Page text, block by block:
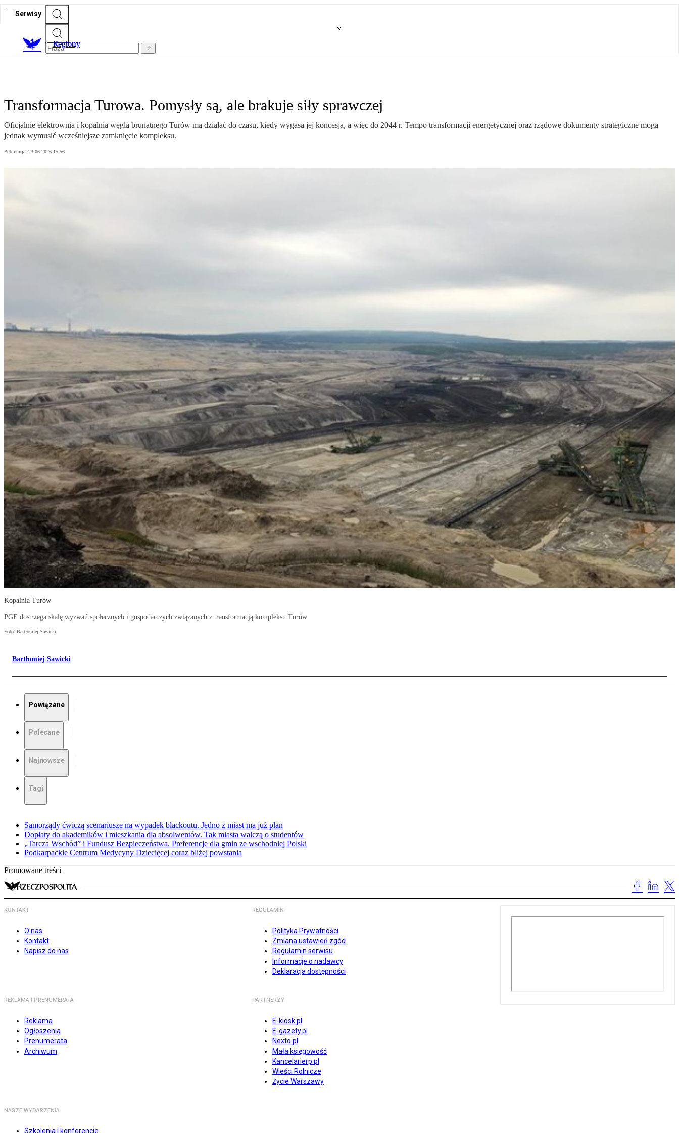
Serwisy
Regiony
Transformacja Turowa. Pomysły są, ale brakuje siły sprawczej
Oficjalnie elektrownia i kopalnia węgla brunatnego Turów ma działać do czasu, kiedy wygasa jej koncesja, a więc do 2044 r. Tempo transformacji energetycznej oraz rządowe dokumenty strategiczne mogą
jednak wymusić wcześniejsze zamknięcie kompleksu.
Publikacja: 23.06.2026 15:56
Kopalnia Turów
PGE dostrzega skalę wyzwań społecznych i gospodarczych związanych z transformacją kompleksu Turów
Foto: Bartłomiej Sawicki
Bartłomiej Sawicki
Powiązane
Polecane
Najnowsze
Tagi
Samorządy ćwiczą scenariusze na wypadek blackoutu. Jedno z miast ma już plan
Dopłaty do akademików i mieszkania dla absolwentów. Tak miasta walczą o studentów
„Tarcza Wschód” i Fundusz Bezpieczeństwa. Preferencje dla gmin ze wschodniej Polski
Podkarpackie Centrum Medycyny Dziecięcej coraz bliżej powstania
Promowane treści
KONTAKT
O nas
Kontakt
Napisz do nas
REGULAMIN
Polityka Prywatności
Zmiana ustawień zgód
Regulamin serwisu
Informacje o nadawcy
Deklaracja dostępności
REKLAMA I PRENUMERATA
Reklama
Ogłoszenia
Prenumerata
Archiwum
PARTNERZY
E-kiosk.pl
E-gazety.pl
Nexto.pl
Mała księgowość
Kancelarierp.pl
Wieści Rolnicze
Życie Warszawy
NASZE WYDARZENIA
Szkolenia i konferencje